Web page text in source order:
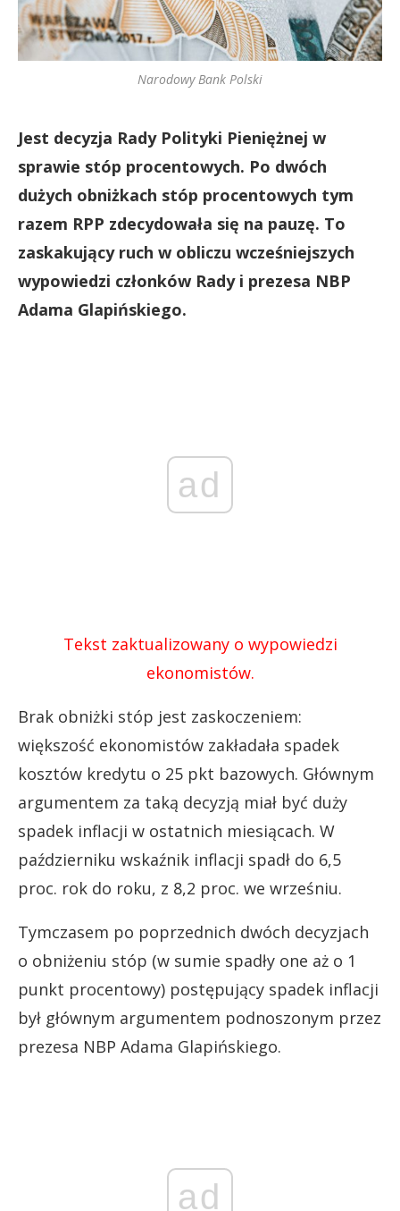
Narodowy Bank Polski
Jest decyzja Rady Polityki Pieniężnej w
sprawie stóp procentowych. Po dwóch
dużych obniżkach stóp procentowych tym
razem RPP zdecydowała się na pauzę. To
zaskakujący ruch w obliczu wcześniejszych
wypowiedzi członków Rady i prezesa NBP
Adama Glapińskiego.
ad
Tekst zaktualizowany o wypowiedzi
ekonomistów.
Brak obniżki stóp jest zaskoczeniem:
większość ekonomistów zakładała spadek
kosztów kredytu o 25 pkt bazowych. Głównym
argumentem za taką decyzją miał być duży
spadek inflacji w ostatnich miesiącach. W
październiku wskaźnik inflacji spadł do 6,5
proc. rok do roku, z 8,2 proc. we wrześniu.
Tymczasem po poprzednich dwóch decyzjach
o obniżeniu stóp (w sumie spadły one aż o 1
punkt procentowy) postępujący spadek inflacji
był głównym argumentem podnoszonym przez
prezesa NBP Adama Glapińskiego.
ad